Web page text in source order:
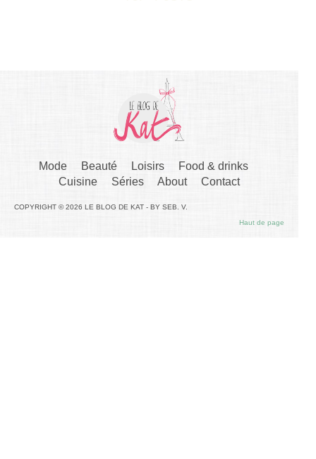
Mode Beauté Loisirs
Food & drinks
Cuisine
Séries About Contact
COPYRIGHT © 2026 LE BLOG DE KAT - BY SEB. V.
Haut de page